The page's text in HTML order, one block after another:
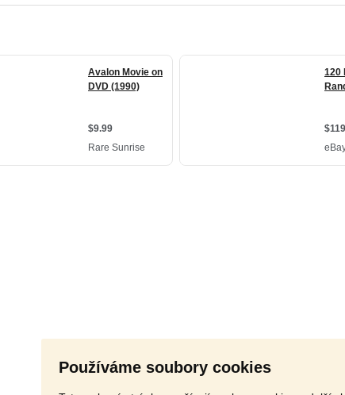
Používáme soubory cookies